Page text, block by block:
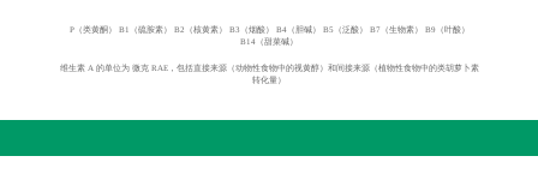
P（类黄酮） B1（硫胺素） B2（核黄素） B3（烟酸） B4（胆碱） B5（泛酸） B7（生物素） B9（叶酸）
B14（甜菜碱）
维生素 A 的单位为 微克 RAE，包括直接来源（动物性食物中的视黄醇）和间接来源（植物性食物中的类胡萝卜素
转化量）